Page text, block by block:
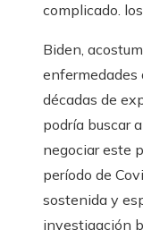
complicado.
Biden,
enfermedades
décadas de
podría buscar
negociar este
período de
sostenida y
investigación